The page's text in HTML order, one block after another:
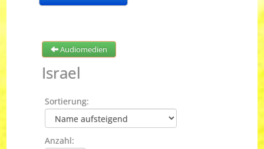
Audiomedien
Israel
Sortierung:
Anzahl: